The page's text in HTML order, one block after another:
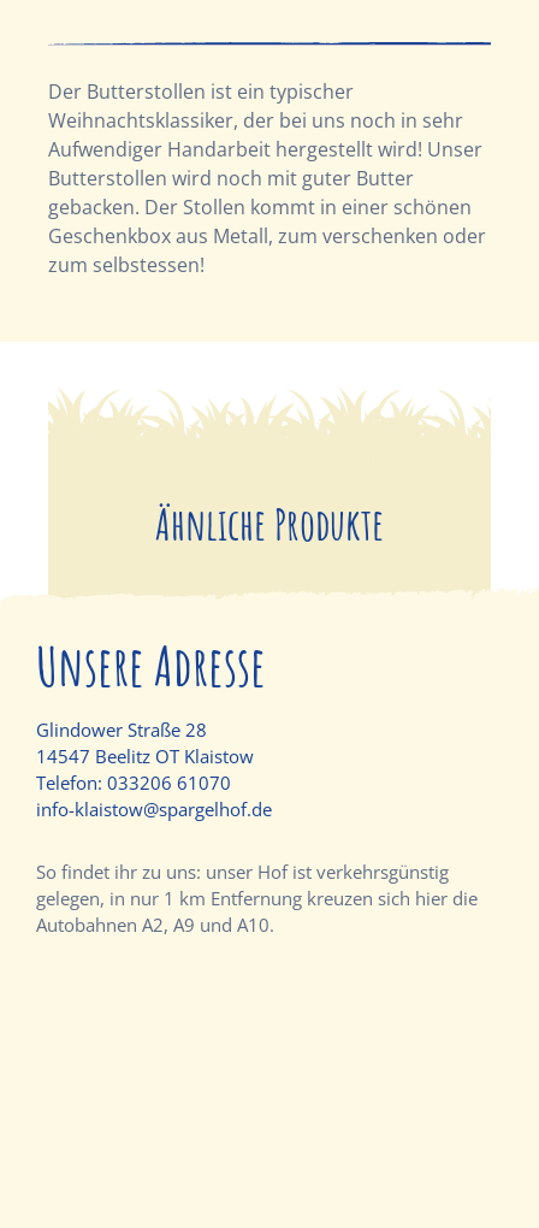
Der Butterstollen ist ein typischer
Weihnachtsklassiker, der bei uns noch in sehr
Aufwendiger Handarbeit hergestellt wird! Unser
Butterstollen wird noch mit guter Butter
gebacken. Der Stollen kommt in einer schönen
Geschenkbox aus Metall, zum verschenken oder
zum selbstessen!
Ähnliche Produkte
Unsere Adresse
Glindower Straße 28
14547 Beelitz OT Klaistow
Telefon: 033206 61070
info-klaistow@spargelhof.de
So findet ihr zu uns: unser Hof ist verkehrsgünstig
gelegen, in nur 1 km Entfernung kreuzen sich hier die
Autobahnen A2, A9 und A10.